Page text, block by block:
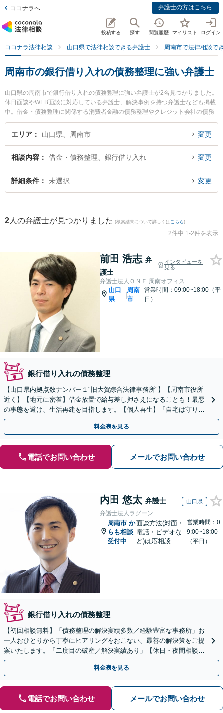
ココナラへ 弁護士の方はこちら
投稿する 探す 閲覧履歴 マイリスト ログイン
ココナラ法律相談 山口県で法律相談できる弁護士 周南市で法律相談で
周南市の銀行借り入れの債務整理に強い弁護士
山口県の周南市で銀行借り入れの債務整理に強い弁護士が2名見つかりました。
休日面談やWEB面談に対応している弁護士、解決事例を持つ弁護士なども掲載
中。借金・債務整理に関係する消費者金融の債務整理やクレジット会社の債務
整理、リボ払いの債務整理等の細かな分野での絞り込み検索もでき便利です。
特に弁護士法人ＯＮＥ 周南オフィスの前田 浩志弁護士や弁護士法人広島メープ
の債務整理のトラブルを今すぐに弁護士に相談したい』『銀行借り入れの債務
整理のトラブル解決の実績豊富な近くの弁護士を検索したい』『初回相談無料
で銀行借り入れの債務整理を法律相談できる周南市内の弁護士に相談予約した
エリア 山口県、周南市 変更
相談内容 借金・債務整理、銀行借り入れ 変更
詳細条件 未選択 変更
2 人の弁護士が見つかりました (検索結果について詳しくは こちら)
2件中 1-2件を表示
前田 浩志 弁
護士
インタビューを
見る
弁護士法人ＯＮＥ 周南オフィス
山口
県
|
周南
市
営業時間：09:00~18:00（平
日）
銀行借り入れの債務整理
【山口県内拠点数ナンバー１"旧大賀綜合法律事務所"】【周南市役所
近く】【地元に密着】借金放置で給与差し押さえになることも！最悪
の事態を避け、生活再建を目指します。【個人再生】「自宅は守りた
い」などご要望があればお気軽にお申し出ください。
料金表を見る
電話でお問い合わせ メールでお問い合わせ
内田 悠太 弁護士 山口県
弁護士法人ラグーン
周南市 か
らも相談
受付中
面談方法(対面・
電話・ビデオな
ど)は応相談
営業時間：0
9:00~18:00
（平日）
銀行借り入れの債務整理
【初回相談無料】「債務整理の解決実績多数／経験豊富な事務所」お
一人おひとりから丁寧にヒアリングをおこない、最善の解決策をご提
案いたします。「二度目の破産／解決実績あり」【休日・夜間相談
可】
料金表を見る
電話でお問い合わせ メールでお問い合わせ